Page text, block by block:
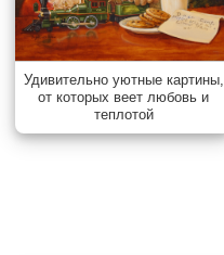
Удивительно уютные картины,
от которых веет любовь и
теплотой